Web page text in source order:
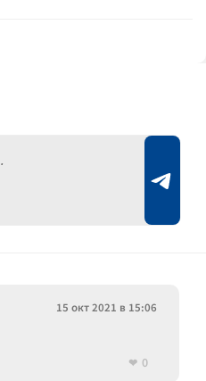
15 окт 2021 в 15:06
0